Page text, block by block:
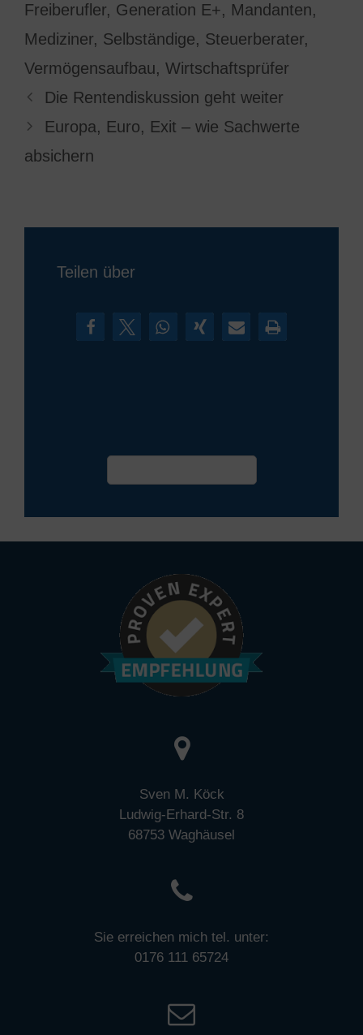
Freiberufler, Generation E+, Mandanten,
Mediziner, Selbständige, Steuerberater,
Vermögensaufbau, Wirtschaftsprüfer
Die Rentendiskussion geht weiter
Europa, Euro, Exit – wie Sachwerte
absichern
Teilen über
Sven M. Köck
Ludwig-Erhard-Str. 8
68753 Waghäusel
Sie erreichen mich tel. unter:
0176 111 65724